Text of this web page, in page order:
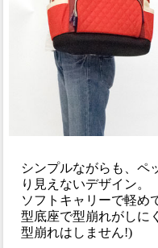
シンプルながらも、ペ
り見えないデザイン。
ソフトキャリーで軽め
型底座で型崩れがしに
型崩れはしません!)